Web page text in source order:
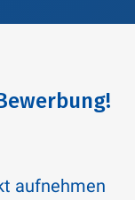
aufnehmen